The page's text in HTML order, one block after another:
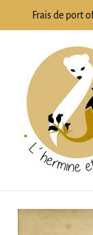
au
Frais de port